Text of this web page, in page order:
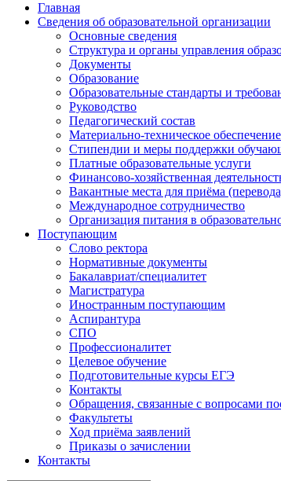
Главная
Сведения об образовательной организации
Основные сведения
Структура и органы управления
Документы
Образование
Образовательные стандарты и
Руководство
Педагогический состав
Материально-техническое
Стипендии и меры поддержки
Платные образовательные услуги
Финансово-хозяйственная
Вакантные места для приёма
Международное сотрудничество
Организация питания в
Поступающим
Слово ректора
Нормативные документы
Бакалавриат/специалитет
Магистратура
Иностранным поступающим
Аспирантура
СПО
Профессионалитет
Целевое обучение
Подготовительные курсы ЕГЭ
Контакты
Обращения, связанные с вопросами
Факультеты
Ход приёма заявлений
Приказы о зачислении
Контакты